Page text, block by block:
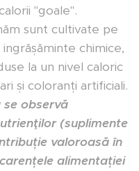
"goale".
sunt cultivate pe
chimice,
la un nivel caloric
și coloranți artificiali.
observă
(suplimente
valoroasă în
alimentației